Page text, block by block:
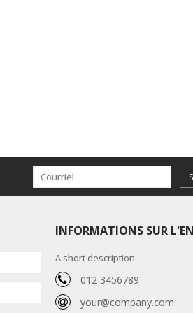
INFORMATIONS SUR
A short description
012 3456789
your@company.com